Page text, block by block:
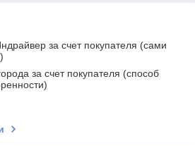
за счет покупателя (сами
за счет покупателя (способ